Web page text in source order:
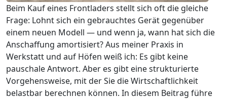
Beim Kauf eines Frontladers stellt sich oft die gleiche
Frage: Lohnt sich ein gebrauchtes Gerät gegenüber
einem neuen Modell — und wenn ja, wann hat sich die
Anschaffung amortisiert? Aus meiner Praxis in
Werkstatt und auf Höfen weiß ich: Es gibt keine
pauschale Antwort. Aber es gibt eine strukturierte
Vorgehensweise, mit der Sie die Wirtschaftlichkeit
belastbar berechnen können. In diesem Beitrag führe